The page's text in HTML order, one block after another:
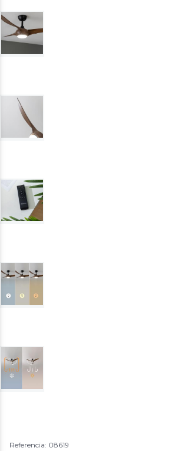
Referencia: 08619